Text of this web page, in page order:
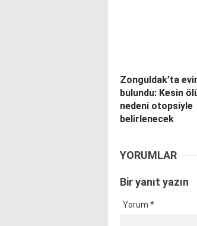
Zonguldak’ta
bulundu: Kesin
nedeni otopsiyle
belirlenecek
YORUMLAR
Bir yanıt yazın
Yorum *